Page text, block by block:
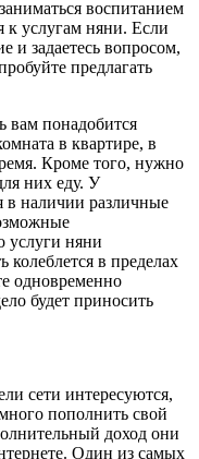
воспитанием
к услугам няни. Если
и задаетесь вопросом,
предлагать
вам понадобится
в квартире, в
Кроме того, нужно
них еду. У
наличии различные
услуги няни
колеблется в пределах
одновременно
будет приносить
сети интересуются,
пополнить свой
доход они
Один из самых